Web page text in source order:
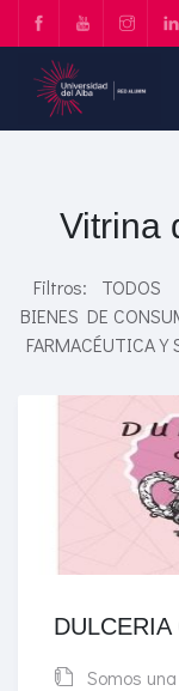
Vitrina
Filtros: TODOS
BIENES DE
FARMACÉUTICA Y
Somos